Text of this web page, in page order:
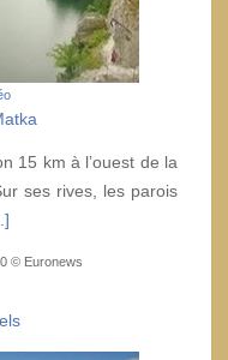
15 km à l’ouest de la
ses rives, les parois
© Euronews